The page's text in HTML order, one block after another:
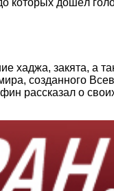
дошёл
хаджа, закята, а
созданного
рассказал о